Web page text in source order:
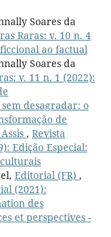
Soares da
Raras: v. 10 n. 4
ao factual
Soares da
v. 11 n. 1 (2022):
desagradar: o
de
, Revista
Edição Especial:
Editorial (FR) ,
(2021):
des
et perspectives -